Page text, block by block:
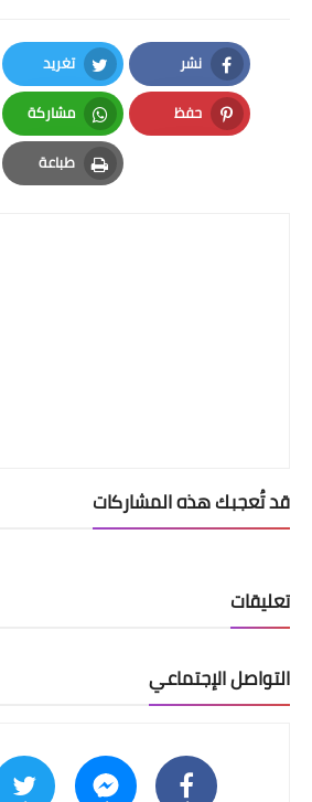
نشر
Facebook
تغريد
Twitter
حفظ
Pinterest
مشاركة
Whatsapp
طباعة
Print
قد تُعجبك هذه المشاركات
تعليقات
التواصل الإجتماعي